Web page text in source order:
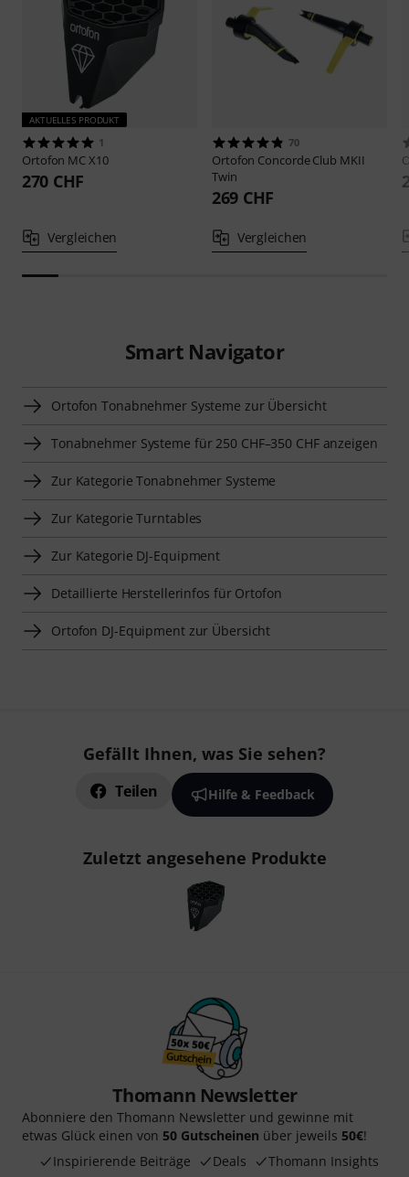
AKTUELLES PRODUKT
1
Ortofon MC X10
270 CHF
Vergleichen
70
Ortofon Concorde Club MKII
Twin
269 CHF
Vergleichen
Smart Navigator
Ortofon Tonabnehmer Systeme zur Übersicht
Tonabnehmer Systeme für 250 CHF–350 CHF anzeigen
Zur Kategorie Tonabnehmer Systeme
Zur Kategorie Turntables
Zur Kategorie DJ-Equipment
Detaillierte Herstellerinfos für Ortofon
Ortofon DJ-Equipment zur Übersicht
Gefällt Ihnen, was Sie sehen?
Teilen Hilfe & Feedback
Zuletzt angesehene Produkte
Thomann Newsletter
Abonniere den Thomann Newsletter und gewinne mit
etwas Glück einen von 50 Gutscheinen über jeweils 50€!
Inspirierende Beiträge
Deals Thomann Insights